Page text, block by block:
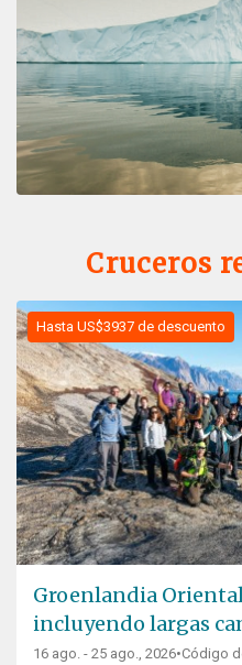
Cruceros
Hasta US$3937 de descuento
Groenlandia
incluyendo largas
16 ago. - 25 ago., 2026•Código